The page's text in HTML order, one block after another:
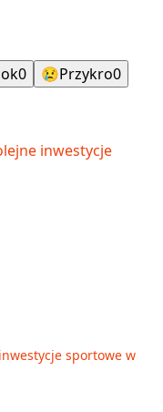
0 😢Przykro0
sportowe w